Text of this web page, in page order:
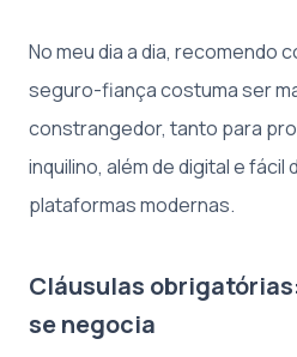
No meu dia a dia, recomendo
seguro-fiança costuma ser
constrangedor, tanto para
inquilino, além de digital e
plataformas modernas.
Cláusulas
se negocia